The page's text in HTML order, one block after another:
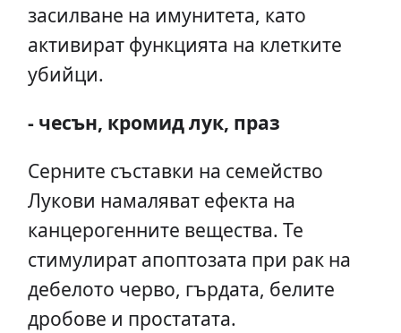
засилване на имунитета, като
активират функцията на клетките
убийци.
- чесън, кромид лук, праз
Серните съставки на семейство
Лукови намаляват ефекта на
канцерогенните вещества. Те
стимулират апоптозата при рак на
дебелото черво, гърдата, белите
дробове и простатата.